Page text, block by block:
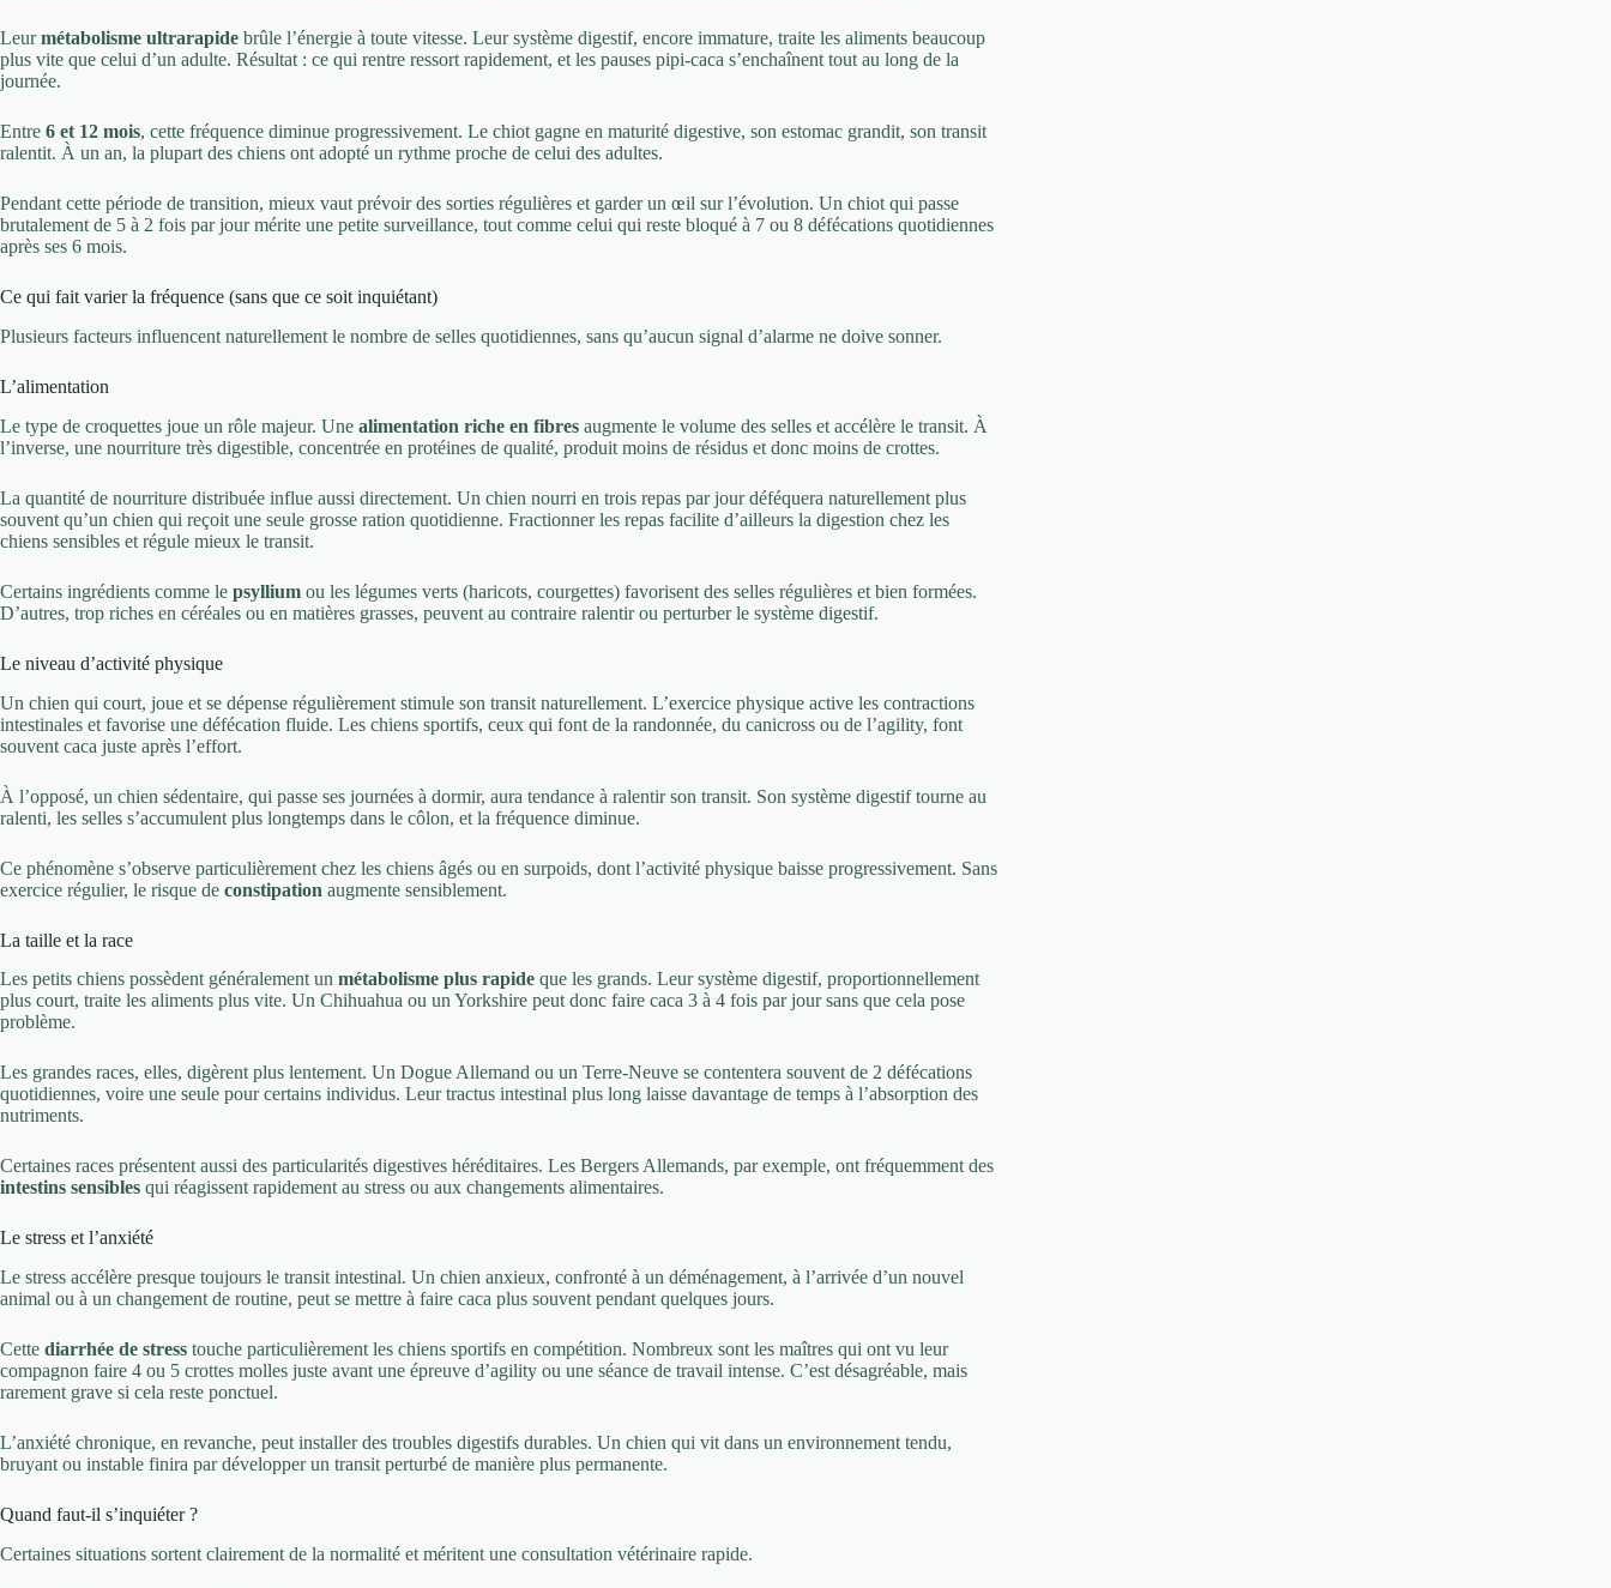
Leurmétabolisme ultrarapide brûle l’énergie à toute vitesse. Leur système digestif, encore immature, traite les aliments beaucoup
plus vite que celui d’un adulte. Résultat : ce qui rentre ressort rapidement, et les pauses pipi-caca s’enchaînent tout au long de la
journée.
Entre 6 et 12 mois, cette fréquence diminue progressivement. Le chiot gagne en maturité digestive, son estomac grandit, son transit
ralentit. À un an, la plupart des chiens ont adopté un rythme proche de celui des adultes.
Pendant cette période de transition, mieux vaut prévoir des sorties régulières et garder un œil sur l’évolution. Un chiot qui passe
brutalement de 5 à 2 fois par jour mérite une petite surveillance, tout comme celui qui reste bloqué à 7 ou 8 défécations quotidiennes
après ses 6 mois.
Ce qui fait varier la fréquence (sans que ce soit inquiétant)
Plusieurs facteurs influencent naturellement le nombre de selles quotidiennes, sans qu’aucun signal d’alarme ne doive sonner.
L’alimentation
Le type de croquettes joue un rôle majeur. Une alimentation riche en fibres augmente le volume des selles et accélère le transit. À
l’inverse, une nourriture très digestible, concentrée en protéines de qualité, produit moins de résidus et donc moins de crottes.
La quantité de nourriture distribuée influe aussi directement. Un chien nourri en trois repas par jour déféquera naturellement plus
souvent qu’un chien qui reçoit une seule grosse ration quotidienne. Fractionner les repas facilite d’ailleurs la digestion chez les
chiens sensibles et régule mieux le transit.
Certains ingrédients comme le psyllium ou les légumes verts (haricots, courgettes) favorisent des selles régulières et bien formées.
D’autres, trop riches en céréales ou en matières grasses, peuvent au contraire ralentir ou perturber le système digestif.
Le niveau d’activité physique
Un chien qui court, joue et se dépense régulièrement stimule son transit naturellement. L’exercice physique active les contractions
intestinales et favorise une défécation fluide. Les chiens sportifs, ceux qui font de la randonnée, du canicross ou de l’agility, font
souvent caca juste après l’effort.
À l’opposé, un chien sédentaire, qui passe ses journées à dormir, aura tendance à ralentir son transit. Son système digestif tourne au
ralenti, les selles s’accumulent plus longtemps dans le côlon, et la fréquence diminue.
Ce phénomène s’observe particulièrement chez les chiens âgés ou en surpoids, dont l’activité physique baisse progressivement. Sans
exercice régulier, le risque de constipation augmente sensiblement.
La taille et la race
Les petits chiens possèdent généralement un métabolisme plus rapide que les grands. Leur système digestif, proportionnellement
plus court, traite les aliments plus vite. Un Chihuahua ou un Yorkshire peut donc faire caca 3 à 4 fois par jour sans que cela pose
problème.
Les grandes races, elles, digèrent plus lentement. Un Dogue Allemand ou un Terre-Neuve se contentera souvent de 2 défécations
quotidiennes, voire une seule pour certains individus. Leur tractus intestinal plus long laisse davantage de temps à l’absorption des
nutriments.
Certaines races présentent aussi des particularités digestives héréditaires. Les Bergers Allemands, par exemple, ont fréquemment des
intestins sensibles qui réagissent rapidement au stress ou aux changements alimentaires.
Le stress et l’anxiété
Le stress accélère presque toujours le transit intestinal. Un chien anxieux, confronté à un déménagement, à l’arrivée d’un nouvel
animal ou à un changement de routine, peut se mettre à faire caca plus souvent pendant quelques jours.
Cette diarrhée de stress touche particulièrement les chiens sportifs en compétition. Nombreux sont les maîtres qui ont vu leur
compagnon faire 4 ou 5 crottes molles juste avant une épreuve d’agility ou une séance de travail intense. C’est désagréable, mais
rarement grave si cela reste ponctuel.
L’anxiété chronique, en revanche, peut installer des troubles digestifs durables. Un chien qui vit dans un environnement tendu,
bruyant ou instable finira par développer un transit perturbé de manière plus permanente.
Quand faut-il s’inquiéter ?
Certaines situations sortent clairement de la normalité et méritent une consultation vétérinaire rapide.